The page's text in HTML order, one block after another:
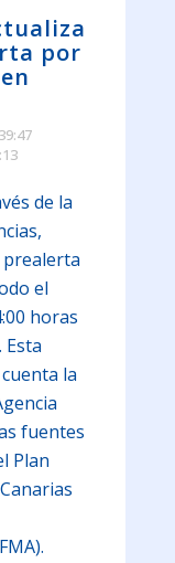
por
de la
prealerta
el
horas
Esta
la
fuentes
Plan